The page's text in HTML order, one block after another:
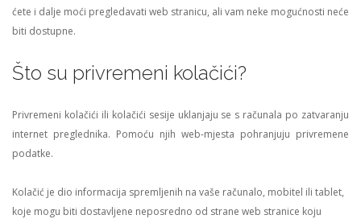
HR
ćete i dalje moći pregledavati web stranicu, ali vam neke mogućnosti neće
biti dostupne.
Što su privremeni kolačići?
Privremeni kolačići ili kolačići sesije uklanjaju se s računala po zatvaranju
internet preglednika. Pomoću njih web-mjesta pohranjuju privremene
podatke.
Kolačić je dio informacija spremljenih na vaše računalo, mobitel ili tablet,
koje mogu biti dostavljene neposredno od strane web stranice koju